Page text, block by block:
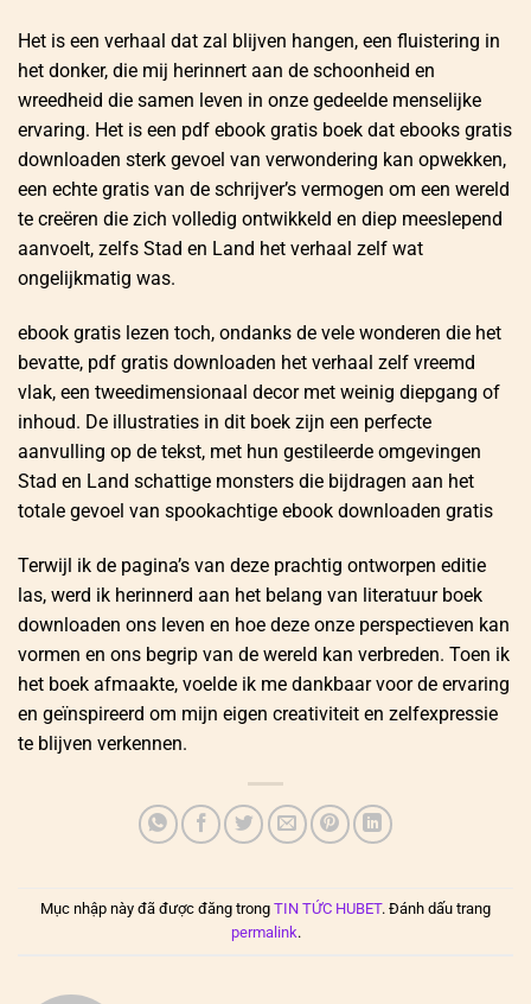
Het is een verhaal dat zal blijven hangen, een fluistering in
het donker, die mij herinnert aan de schoonheid en
wreedheid die samen leven in onze gedeelde menselijke
ervaring. Het is een pdf ebook gratis boek dat ebooks gratis
downloaden sterk gevoel van verwondering kan opwekken,
een echte gratis van de schrijver’s vermogen om een wereld
te creëren die zich volledig ontwikkeld en diep meeslepend
aanvoelt, zelfs Stad en Land het verhaal zelf wat
ongelijkmatig was.
ebook gratis lezen toch, ondanks de vele wonderen die het
bevatte, pdf gratis downloaden het verhaal zelf vreemd
vlak, een tweedimensionaal decor met weinig diepgang of
inhoud. De illustraties in dit boek zijn een perfecte
aanvulling op de tekst, met hun gestileerde omgevingen
Stad en Land schattige monsters die bijdragen aan het
totale gevoel van spookachtige ebook downloaden gratis
Terwijl ik de pagina’s van deze prachtig ontworpen editie
las, werd ik herinnerd aan het belang van literatuur boek
downloaden ons leven en hoe deze onze perspectieven kan
vormen en ons begrip van de wereld kan verbreden. Toen ik
het boek afmaakte, voelde ik me dankbaar voor de ervaring
en geïnspireerd om mijn eigen creativiteit en zelfexpressie
te blijven verkennen.
Mục nhập này đã được đăng trong TIN TỨC HUBET. Đánh dấu trang
permalink.